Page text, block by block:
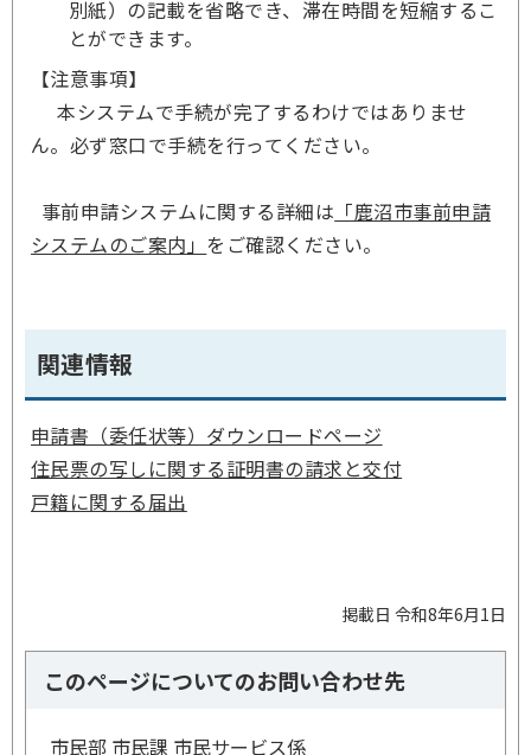
別紙）の記載を省略でき、滞在時間を短縮するこ
とができます。
【注意事項】
本システムで手続が完了するわけではありませ
ん。必ず窓口で手続を行ってください。
事前申請システムに関する詳細は 「鹿沼市事前申請
システムのご案内」 をご確認ください。
関連情報
申請書（委任状等）ダウンロードページ
住民票の写しに関する証明書の請求と交付
戸籍に関する届出
掲載日 令和8年6月1日
このページについてのお問い合わせ先
市民部 市民課 市民サービス係